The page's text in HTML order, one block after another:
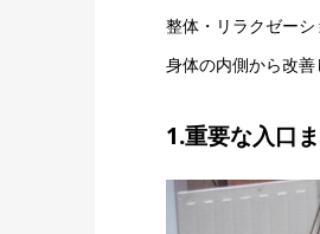
整体・リラクゼーシ
身体の内側から改善
1.重要な入口